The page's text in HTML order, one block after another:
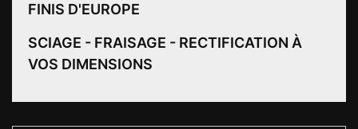
FINIS D'EUROPE
SCIAGE - FRAISAGE - RECTIFICATION À
VOS DIMENSIONS